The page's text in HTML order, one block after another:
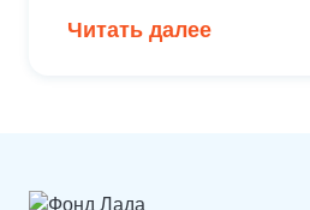
инициатив и создание
Читать далее